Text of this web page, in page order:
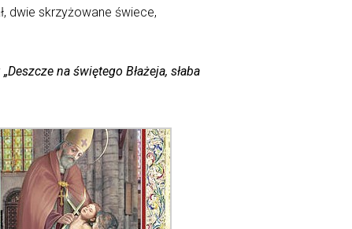
dwie skrzyżowane świece,
na świętego Błażeja, słaba